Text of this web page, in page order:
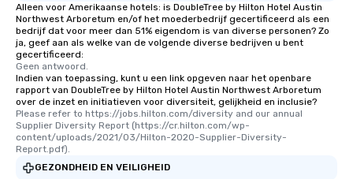
Alleen voor Amerikaanse hotels: is DoubleTree by Hilton Hotel Austin
Northwest Arboretum en/of het moederbedrijf gecertificeerd als een
bedrijf dat voor meer dan 51% eigendom is van diverse personen? Zo
ja, geef aan als welke van de volgende diverse bedrijven u bent
gecertificeerd:
Geen antwoord.
Indien van toepassing, kunt u een link opgeven naar het openbare
rapport van DoubleTree by Hilton Hotel Austin Northwest Arboretum
over de inzet en initiatieven voor diversiteit, gelijkheid en inclusie?
Please refer to https://jobs.hilton.com/diversity and our annual
Supplier Diversity Report (https://cr.hilton.com/wp-
content/uploads/2021/03/Hilton-2020-Supplier-Diversity-
Report.pdf).
GEZONDHEID EN VEILIGHEID